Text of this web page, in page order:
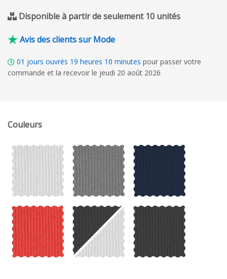
Disponible à partir de seulement 10 unités
Avis des clients sur Mode
01 jours ouvrés 19 heures 10 minutes pour passer votre
commande et la recevoir le jeudi 20 août 2026
Couleurs